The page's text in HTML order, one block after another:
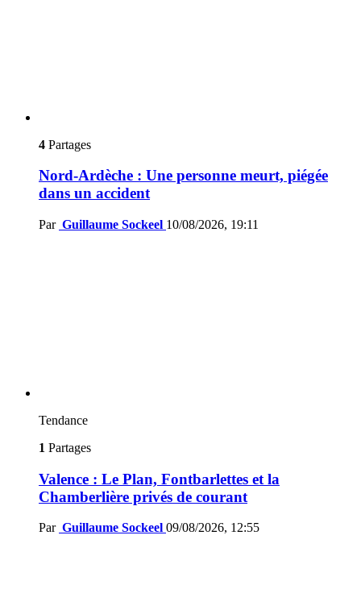
4 Partages
Nord-Ardèche : Une personne meurt, piégée
dans un accident
Par Guillaume Sockeel 10/08/2026, 19:11
Tendance
1 Partages
Valence : Le Plan, Fontbarlettes et la
Chamberlière privés de courant
Par Guillaume Sockeel 09/08/2026, 12:55